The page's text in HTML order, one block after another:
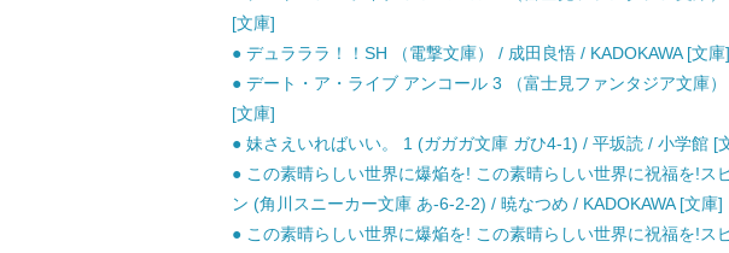
[文庫]
● デュラララ！！SH （電撃文庫） / 成田良悟 / KADOKAWA [文庫]
● デート・ア・ライブ アンコール 3 （富士見ファンタジア文庫
[文庫]
● 妹さえいればいい。 1 (ガガガ文庫 ガひ4-1) / 平坂読 / 小学館 [
● この素晴らしい世界に爆焔を! この素晴らしい世界に祝福を!ス
ン (角川スニーカー文庫 あ-6-2-2) / 暁なつめ / KADOKAWA [文庫]
● この素晴らしい世界に爆焔を! この素晴らしい世界に祝福を!ス